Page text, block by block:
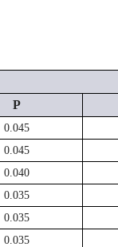
P
0.045
0.045
0.040
0.035
0.035
0.035